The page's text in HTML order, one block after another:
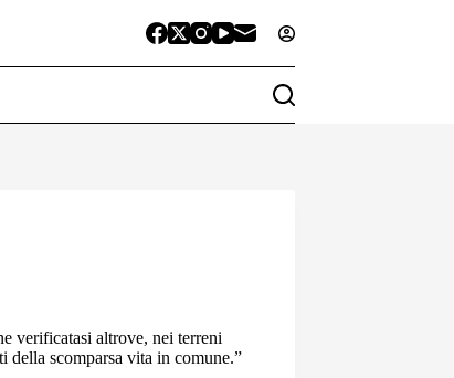
verificatasi altrove, nei terreni
della scomparsa vita in comune.”